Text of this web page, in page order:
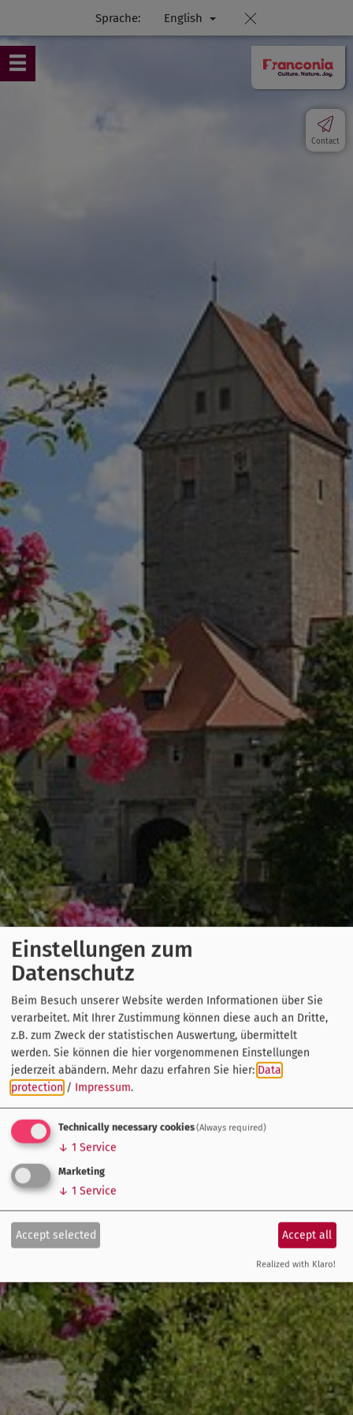
Sprache: English
Contact
Einstellungen zum
Datenschutz
Beim Besuch unserer Website werden Informationen über Sie
verarbeitet. Mit Ihrer Zustimmung können diese auch an Dritte,
z.B. zum Zweck der statistischen Auswertung, übermittelt
werden. Sie können die hier vorgenommenen Einstellungen
jederzeit abändern. Mehr dazu erfahren Sie hier: Data
protection / Impressum.
Technically necessary cookies(Always required)
↓ 1 Service
Marketing
↓ 1 Service
Accept selected Accept all
Realized with Klaro!